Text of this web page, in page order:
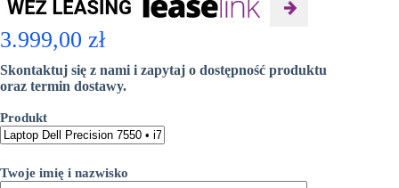
3.999,00 zł
Skontaktuj się z nami i zapytaj o dostępność produktu
oraz termin dostawy.
Produkt
Twoje imię i nazwisko